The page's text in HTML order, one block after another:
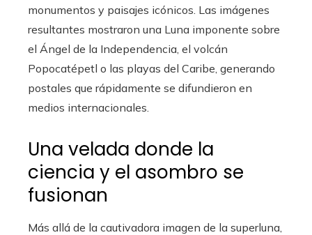
monumentos y paisajes icónicos. Las imágenes
resultantes mostraron una Luna imponente sobre
el Ángel de la Independencia, el volcán
Popocatépetl o las playas del Caribe, generando
postales que rápidamente se difundieron en
medios internacionales.
Una velada donde la
ciencia y el asombro se
fusionan
Más allá de la cautivadora imagen de la superluna,